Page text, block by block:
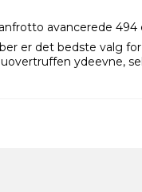
avancerede 494
er det bedste valg
ydeevne,